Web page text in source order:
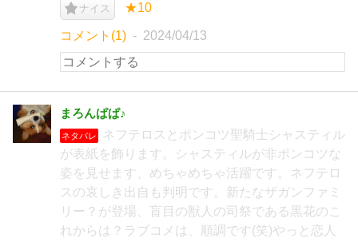
ナイス ★10
コメント(1) 2024/04/13
まろんぱぱ♪
ネタバレ
ネフテロスとポンコツ聖騎士シャスティル
が表紙を飾ります。シャスティルが非ポンコツな
姿を見せます、めちゃめちゃ活躍です。ネフテロ
スの哀しき出自も判明です。新たなザガンファミ
リー？が登場、盲目の獣人の司祭である黒花のこ
れからは？ラブコメは、順調です(笑)やっと恋人